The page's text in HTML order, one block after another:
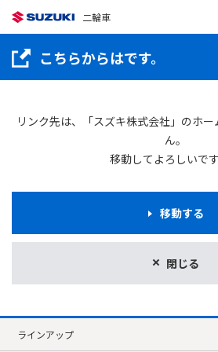
二輪車
こちらからはです。
リンク先は、「スズキ株式会社」のホ
ん。
移動してよろしいで
閉じる
移動する
ラインアップ